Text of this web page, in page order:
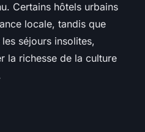
Certains hôtels urbains
locale, tandis que
séjours insolites,
la richesse de la culture